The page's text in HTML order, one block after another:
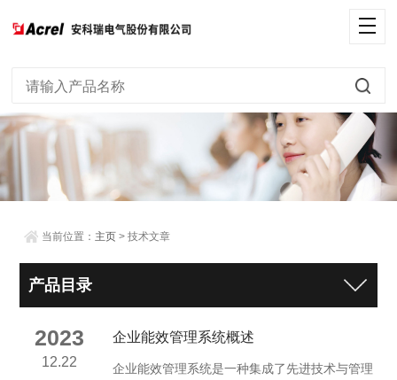
当前位置： 主页 > 技术文章
产品目录
2023
12.22
企业能效管理系统概述
企业能效管理系统是一种集成了先进技术与管理